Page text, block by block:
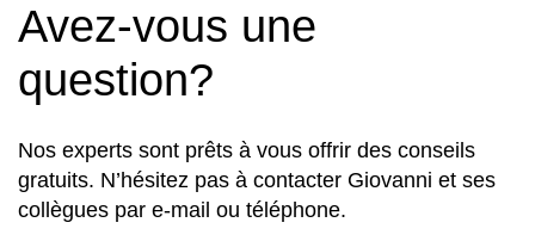
Avez-vous une
question?
Nos experts sont prêts à vous offrir des conseils
gratuits. N’hésitez pas à contacter Giovanni et ses
collègues par e-mail ou téléphone.